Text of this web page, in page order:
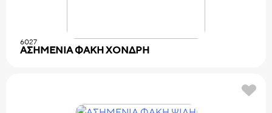
6027
ΑΣΗΜΕΝΙΑ ΦΑΚΗ ΧΟΝΔΡΗ